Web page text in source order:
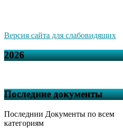
Версия сайта для слабовидящих
2026
Последние документы
Последнии Документы по всем
категориям